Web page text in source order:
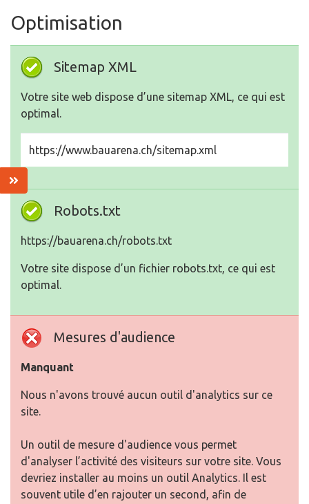
Optimisation
Sitemap XML
Votre site web dispose d’une sitemap XML, ce qui est
optimal.
https://www.bauarena.ch/sitemap.xml
Robots.txt
https://bauarena.ch/robots.txt
Votre site dispose d’un fichier robots.txt, ce qui est
optimal.
Mesures d'audience
Manquant
Nous n'avons trouvé aucun outil d'analytics sur ce
site.
Un outil de mesure d'audience vous permet
d'analyser l’activité des visiteurs sur votre site. Vous
devriez installer au moins un outil Analytics. Il est
souvent utile d’en rajouter un second, afin de